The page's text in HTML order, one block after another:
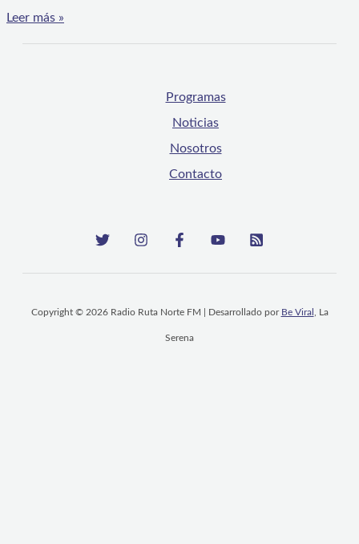
Leer más »
Programas
Noticias
Nosotros
Contacto
Copyright © 2026 Radio Ruta Norte FM | Desarrollado por Be Viral , La
Serena